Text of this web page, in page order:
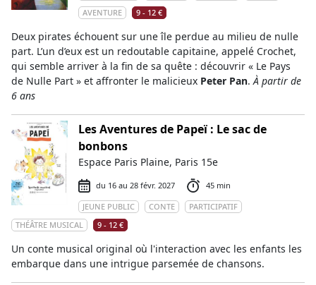
AVENTURE
9 - 12 €
Deux pirates échouent sur une île perdue au milieu de nulle
part. L’un d’eux est un redoutable capitaine, appelé Crochet,
qui semble arriver à la fin de sa quête : découvrir « Le Pays
de Nulle Part » et affronter le malicieux Peter Pan.À partir de
6 ans
Les Aventures de Papeï : Le sac de
bonbons
Espace Paris Plaine, Paris 15e
du 16 au 28 févr. 2027
45 min
JEUNE PUBLIC
CONTE
PARTICIPATIF
THÉÂTRE MUSICAL
9 - 12 €
Un conte musical original où l'interaction avec les enfants les
embarque dans une intrigue parsemée de chansons.